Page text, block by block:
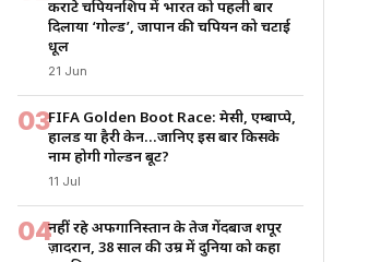
कराटे चैंपियनशिप में भारत को पहली बार
दिलाया ‘गोल्ड’, जापान की चैंपियन को चटाई
धूल
21 Jun
03FIFA Golden Boot Race: मेसी, एम्बाप्पे,
हालैंड या हैरी केन…जानिए इस बार किसके
नाम होगी गोल्डन बूट?
11 Jul
04नहीं रहे अफगानिस्तान के तेज गेंदबाज शपूर
ज़ादरान, 38 साल की उम्र में दुनिया को कहा